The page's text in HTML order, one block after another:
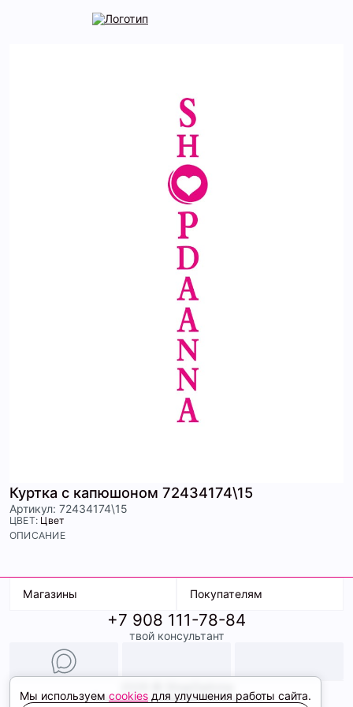
Куртка с капюшоном 72434174\15
Артикул: 72434174\15
ЦВЕТ: Цвет
ОПИСАНИЕ
Магазины
ТК Терминал
ТРК Континент
Покупателям
Доставка
Условия оплаты
Образы
+7 908 111-78-84
твой консультант
Политика конфиденциальности
Мы используем cookies для улучшения работы сайта.